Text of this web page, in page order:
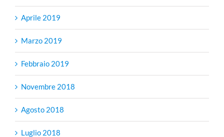
Aprile 2019
Marzo 2019
Febbraio 2019
Novembre 2018
Agosto 2018
Luglio 2018